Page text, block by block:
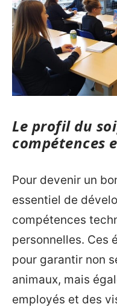
Le profil du
compétences
Pour devenir un
essentiel de
compétences
personnelles. Ces
pour garantir non
animaux, mais
employés et des